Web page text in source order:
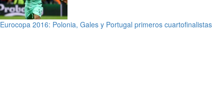
Eurocopa 2016: Polonia, Gales y Portugal primeros cuartofinalistas